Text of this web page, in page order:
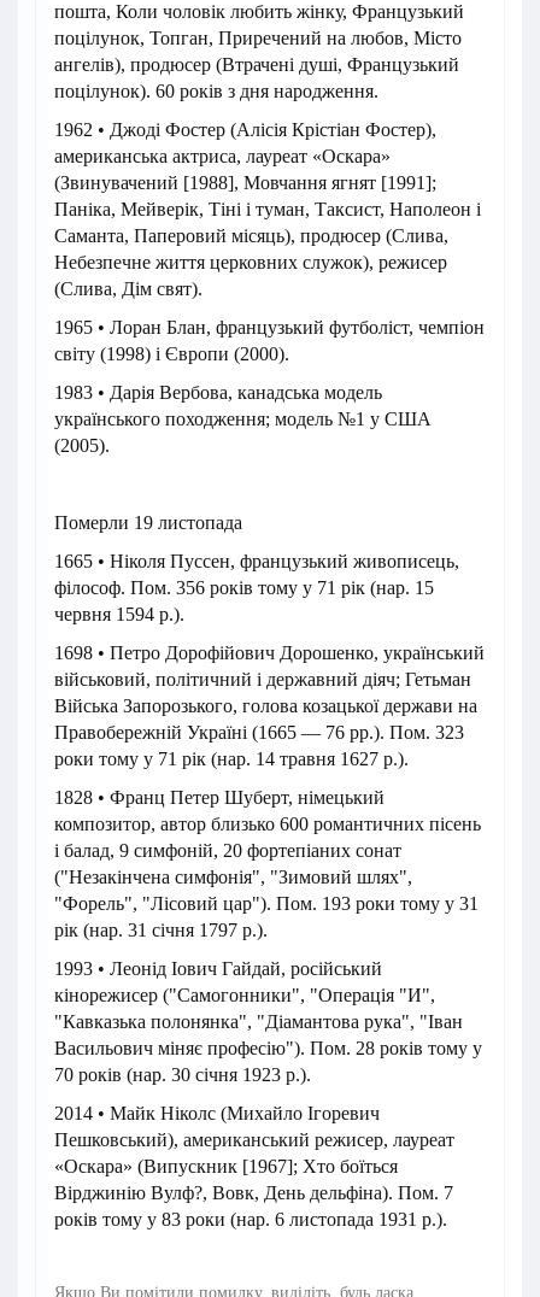
пошта, Коли чоловік любить жінку, Французький
поцілунок, Топган, Приречений на любов, Місто
ангелів), продюсер (Втрачені душі, Французький
поцілунок). 60 років з дня народження.
1962 • Джоді Фостер (Алісія Крістіан Фостер),
американська актриса, лауреат «Оскара»
(Звинувачений [1988], Мовчання ягнят [1991];
Паніка, Мейверік, Тіні і туман, Таксист, Наполеон і
Саманта, Паперовий місяць), продюсер (Слива,
Небезпечне життя церковних служок), режисер
(Слива, Дім свят).
1965 • Лоран Блан, французький футболіст, чемпіон
світу (1998) і Європи (2000).
1983 • Дарія Вербова, канадська модель
українського походження; модель №1 у США
(2005).
Померли 19 листопада
1665 • Ніколя Пуссен, французький живописець,
філософ. Пом. 356 років тому у 71 рік (нар. 15
червня 1594 р.).
1698 • Петро Дорофійович Дорошенко, український
військовий, політичний і державний діяч; Гетьман
Війська Запорозького, голова козацької держави на
Правобережній Україні (1665 — 76 рр.). Пом. 323
роки тому у 71 рік (нар. 14 травня 1627 р.).
1828 • Франц Петер Шуберт, німецький
композитор, автор близько 600 романтичних пісень
і балад, 9 симфоній, 20 фортепіаних сонат
("Незакінчена симфонія", "Зимовий шлях",
"Форель", "Лісовий цар"). Пом. 193 роки тому у 31
рік (нар. 31 січня 1797 р.).
1993 • Леонід Іович Гайдай, російський
кінорежисер ("Самогонники", "Операція "И",
"Кавказька полонянка", "Діамантова рука", "Іван
Васильович міняє професію"). Пом. 28 років тому у
70 років (нар. 30 січня 1923 р.).
2014 • Майк Ніколс (Михайло Ігоревич
Пешковський), американський режисер, лауреат
«Оскара» (Випускник [1967]; Хто боїться
Вірджинію Вулф?, Вовк, День дельфіна). Пом. 7
років тому у 83 роки (нар. 6 листопада 1931 р.).
Якщо Ви помітили помилку, виділіть, будь ласка,